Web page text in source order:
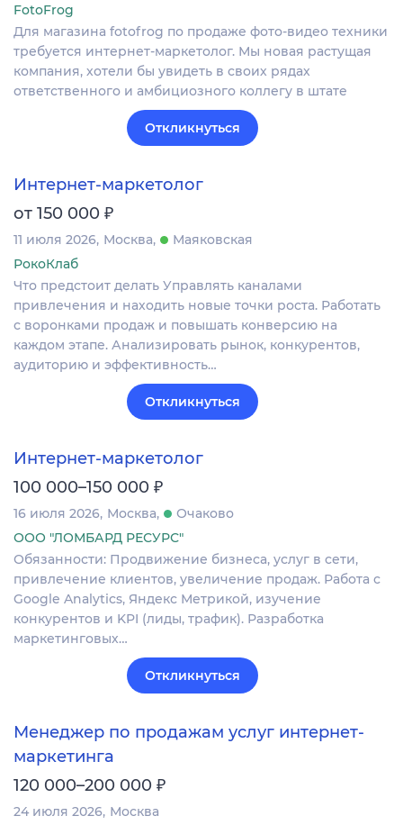
FotoFrog
Для магазина fotofrog по продаже фото-видео техники
требуется интернет-маркетолог. Мы новая растущая
компания, хотели бы увидеть в своих рядах
ответственного и амбициозного коллегу в штате
Откликнуться
Интернет-маркетолог
от 150 000 ₽
11 июля 2026 Москва
Маяковская
РокоКлаб
Что предстоит делать Управлять каналами
привлечения и находить новые точки роста. Работать
с воронками продаж и повышать конверсию на
каждом этапе. Анализировать рынок, конкурентов,
аудиторию и эффективность…
Откликнуться
Интернет-маркетолог
100 000–150 000 ₽
16 июля 2026 Москва
Очаково
ООО "ЛОМБАРД РЕСУРС"
Обязанности: Продвижение бизнеса, услуг в сети,
привлечение клиентов, увеличение продаж. Работа с
Google Analytics, Яндекс Метрикой, изучение
конкурентов и KPI (лиды, трафик). Разработка
маркетинговых…
Откликнуться
Менеджер по продажам услуг интернет-
маркетинга
120 000–200 000 ₽
24 июля 2026 Москва